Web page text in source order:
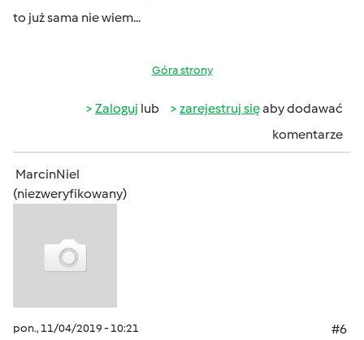
to już sama nie wiem...
Góra strony
Zaloguj lub zarejestruj sięaby dodawać
komentarze
MarcinNiel
(niezweryfikowany)
pon., 11/04/2019 - 10:21
#6